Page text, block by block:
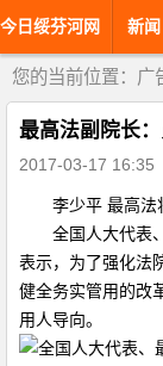
今日绥芬河网 新闻
您的当前位置： 广
最高法副院长
2017-03-17 16:35
李少平 最高法
全国人大代表、
表示，为了强化法
健全务实管用的改
用人导向。